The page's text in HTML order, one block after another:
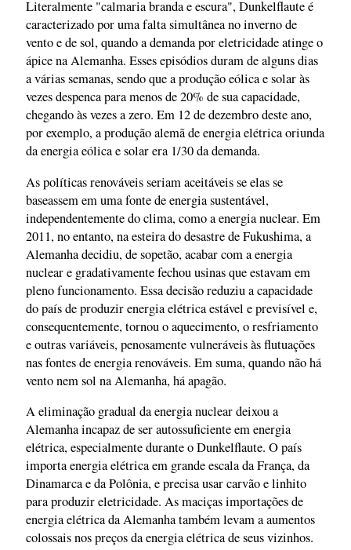
Literalmente "calmaria branda e escura", Dunkelflaute é
caracterizado por uma falta simultânea no inverno de
vento e de sol, quando a demanda por eletricidade atinge o
ápice na Alemanha. Esses episódios duram de alguns dias
a várias semanas, sendo que a produção eólica e solar às
vezes despenca para menos de 20% de sua capacidade,
chegando às vezes a zero. Em 12 de dezembro deste ano,
por exemplo, a produção alemã de energia elétrica oriunda
da energia eólica e solar era 1/30 da demanda.
As políticas renováveis seriam aceitáveis se elas se
baseassem em uma fonte de energia sustentável,
independentemente do clima, como a energia nuclear. Em
2011, no entanto, na esteira do desastre de Fukushima, a
Alemanha decidiu, de sopetão, acabar com a energia
nuclear e gradativamente fechou usinas que estavam em
pleno funcionamento. Essa decisão reduziu a capacidade
do país de produzir energia elétrica estável e previsível e,
consequentemente, tornou o aquecimento, o resfriamento
e outras variáveis, penosamente vulneráveis às flutuações
nas fontes de energia renováveis. Em suma, quando não há
vento nem sol na Alemanha, há apagão.
A eliminação gradual da energia nuclear deixou a
Alemanha incapaz de ser autossuficiente em energia
elétrica, especialmente durante o Dunkelflaute. O país
importa energia elétrica em grande escala da França, da
Dinamarca e da Polônia, e precisa usar carvão e linhito
para produzir eletricidade. As maciças importações de
energia elétrica da Alemanha também levam a aumentos
colossais nos preços da energia elétrica de seus vizinhos.